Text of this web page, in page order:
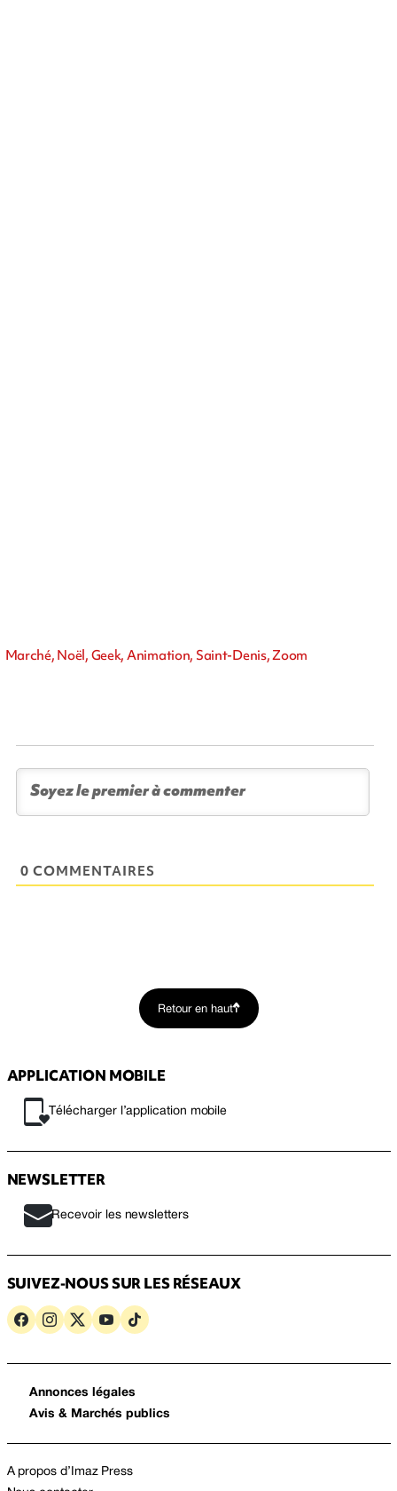
Marché, Noël, Geek, Animation, Saint-Denis, Zoom
0 COMMENTAIRES
Retour en haut
APPLICATION MOBILE
Télécharger l’application mobile
NEWSLETTER
Recevoir les newsletters
SUIVEZ-NOUS SUR LES RÉSEAUX
Annonces légales
Avis & Marchés publics
A propos d’Imaz Press